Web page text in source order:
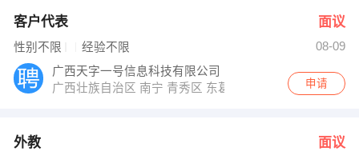
客户代表 面议
性别不限 经验不限
08-09
广西天字一号信息科技有限公司
广西壮族自治区 南宁 青秀区 东葛路118号青秀万达金座
申请
外教 面议